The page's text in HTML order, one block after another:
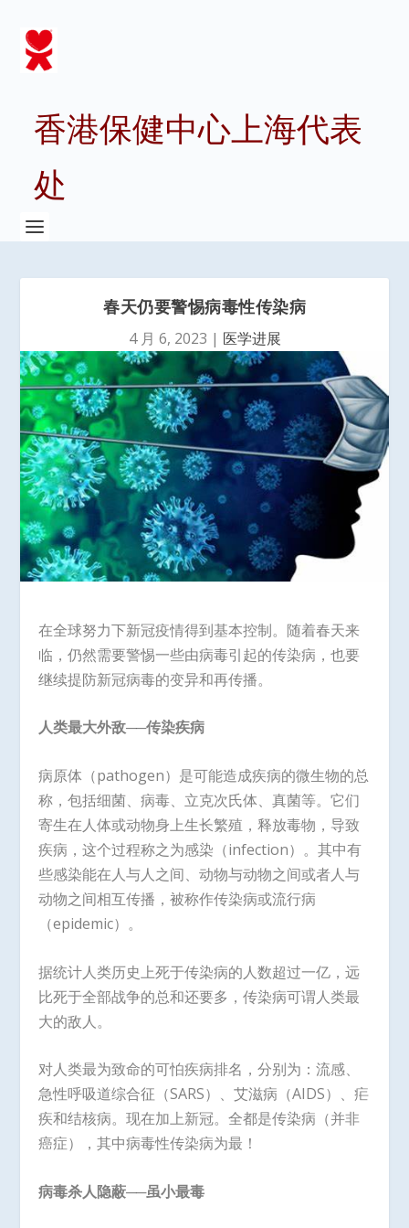
香港保健中心上海代表
处
春天仍要警惕病毒性传染病
4 月 6, 2023 | 医学进展
在全球努力下新冠疫情得到基本控制。随着春天来
临，仍然需要警惕一些由病毒引起的传染病，也要
继续提防新冠病毒的变异和再传播。
人类最大外敌──传染疾病
病原体（pathogen）是可能造成疾病的微生物的总
称，包括细菌、病毒、立克次氏体、真菌等。它们
寄生在人体或动物身上生长繁殖，释放毒物，导致
疾病，这个过程称之为感染（infection）。其中有
些感染能在人与人之间、动物与动物之间或者人与
动物之间相互传播，被称作传染病或流行病
（epidemic）。
据统计人类历史上死于传染病的人数超过一亿，远
比死于全部战争的总和还要多，传染病可谓人类最
大的敌人。
对人类最为致命的可怕疾病排名，分别为：流感、
急性呼吸道综合征（SARS）、艾滋病（AIDS）、疟
疾和结核病。现在加上新冠。全都是传染病（并非
癌症），其中病毒性传染病为最！
病毒杀人隐蔽──虽小最毒